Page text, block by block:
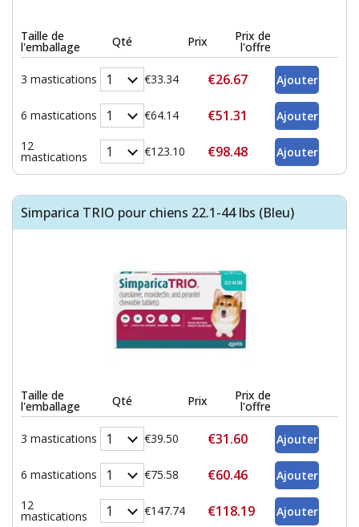
Taille de
l'emballage Qté Prix Prix de
l'offre
3 mastications €33.34 €26.67
6 mastications €64.14 €51.31
12
mastications €123.10 €98.48
Simparica TRIO pour chiens 22.1-44 lbs (Bleu)
Taille de
l'emballage Qté Prix Prix de
l'offre
3 mastications €39.50 €31.60
6 mastications €75.58 €60.46
12
mastications €147.74 €118.19